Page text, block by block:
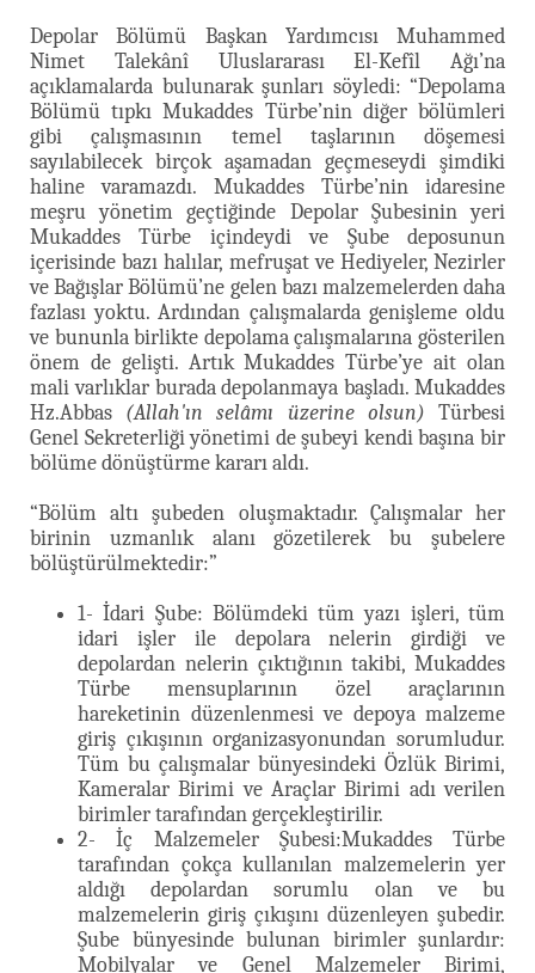
Depolar Bölümü Başkan Yardımcısı Muhammed
Nimet Talekânî Uluslararası El-Kefîl Ağı’na
açıklamalarda bulunarak şunları söyledi: “Depolama
Bölümü tıpkı Mukaddes Türbe’nin diğer bölümleri
gibi çalışmasının temel taşlarının döşemesi
sayılabilecek birçok aşamadan geçmeseydi şimdiki
haline varamazdı. Mukaddes Türbe’nin idaresine
meşru yönetim geçtiğinde Depolar Şubesinin yeri
Mukaddes Türbe içindeydi ve Şube deposunun
içerisinde bazı halılar, mefruşat ve Hediyeler, Nezirler
ve Bağışlar Bölümü’ne gelen bazı malzemelerden daha
fazlası yoktu. Ardından çalışmalarda genişleme oldu
ve bununla birlikte depolama çalışmalarına gösterilen
önem de gelişti. Artık Mukaddes Türbe’ye ait olan
mali varlıklar burada depolanmaya başladı. Mukaddes
Hz.Abbas (Allah'ın selâmı üzerine olsun) Türbesi
Genel Sekreterliği yönetimi de şubeyi kendi başına bir
bölüme dönüştürme kararı aldı.
“Bölüm altı şubeden oluşmaktadır. Çalışmalar her
birinin uzmanlık alanı gözetilerek bu şubelere
bölüştürülmektedir:”
1- İdari Şube: Bölümdeki tüm yazı işleri, tüm
idari işler ile depolara nelerin girdiği ve
depolardan nelerin çıktığının takibi, Mukaddes
Türbe mensuplarının özel araçlarının
hareketinin düzenlenmesi ve depoya malzeme
giriş çıkışının organizasyonundan sorumludur.
Tüm bu çalışmalar bünyesindeki Özlük Birimi,
Kameralar Birimi ve Araçlar Birimi adı verilen
birimler tarafından gerçekleştirilir.
2- İç Malzemeler Şubesi:Mukaddes Türbe
tarafından çokça kullanılan malzemelerin yer
aldığı depolardan sorumlu olan ve bu
malzemelerin giriş çıkışını düzenleyen şubedir.
Şube bünyesinde bulunan birimler şunlardır:
Mobilyalar ve Genel Malzemeler Birimi,